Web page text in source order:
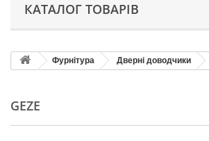
КАТАЛОГ ТОВАРІВ
Фурнітура Дверні доводчики
GEZE